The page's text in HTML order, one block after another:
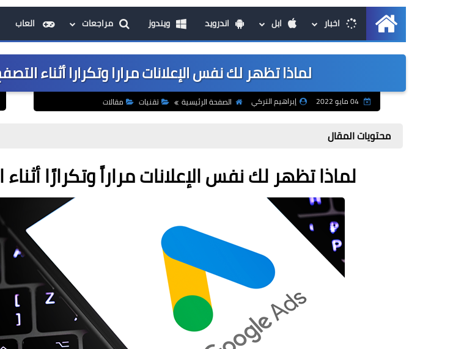
الرئيسيةاخبار ابل اندرويد ويندوز مراجعات العاب
لماذا تظهر لك نفس الإعلانات مرارا وتكرارا أثناء
إبراهيم التركي الصفحة الرئيسية تقنيات مقالات
محتويات المقال
لماذا تظهر لك نفس الإعلانات مراراً وتكرارًا